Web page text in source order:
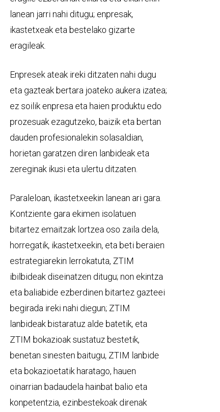
lanean jarri nahi ditugu; enpresak,
ikastetxeak eta bestelako gizarte
eragileak.
Enpresek ateak ireki ditzaten nahi dugu
eta gazteak bertara joateko aukera izatea;
ez soilik enpresa eta haien produktu edo
prozesuak ezagutzeko, baizik eta bertan
dauden profesionalekin solasaldian,
horietan garatzen diren lanbideak eta
zereginak ikusi eta ulertu ditzaten.
Paraleloan, ikastetxeekin lanean ari gara.
Kontziente gara ekimen isolatuen
bitartez emaitzak lortzea oso zaila dela,
horregatik, ikastetxeekin, eta beti beraien
estrategiarekin lerrokatuta, ZTIM
ibilbideak diseinatzen ditugu; non ekintza
eta baliabide ezberdinen bitartez gazteei
begirada ireki nahi diegun; ZTIM
lanbideak bistaratuz alde batetik, eta
ZTIM bokazioak sustatuz bestetik,
benetan sinesten baitugu, ZTIM lanbide
eta bokazioetatik haratago, hauen
oinarrian badaudela hainbat balio eta
konpetentzia, ezinbestekoak direnak